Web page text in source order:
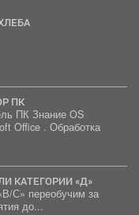
ПК
ПК Знание OS
КАТЕГОРИИ «Д»
С» переобучим за
до...